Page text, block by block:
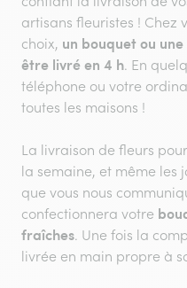
artisans fleuristes ! Chez
choix, un bouquet ou
être livré en 4 h. En
téléphone ou votre
toutes les maisons !
La livraison de fleurs
la semaine, et même les
que vous nous
confectionnera votre
fraîches. Une fois la
livrée en main propre à